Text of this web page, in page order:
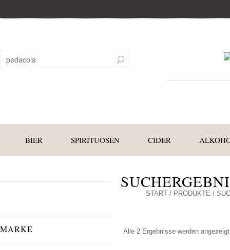
BIER SPIRITUOSEN CIDER
START/ PRODUKTE /
MARKE Alle 2 Ergebnisse werden angezeigt